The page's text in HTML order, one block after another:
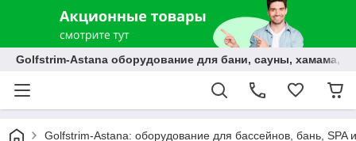
Golfstrim-Astana оборудование для бани, сауны, хамама,
Golfstrim-Astana: оборудование для бассейнов, бань, SPA